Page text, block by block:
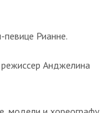
Рианне.
режиссер Анджелина